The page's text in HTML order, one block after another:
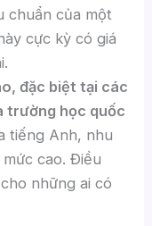
chuẩn của một
cực kỳ có giá
đặc biệt tại các
trường học quốc
tiếng Anh, nhu
cao. Điều
những ai có